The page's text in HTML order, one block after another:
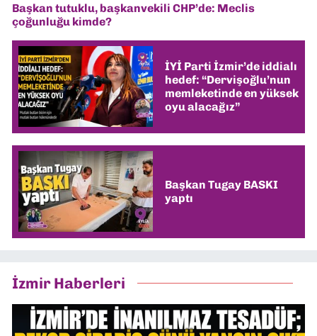
Başkan tutuklu, başkanvekili CHP’de: Meclis
çoğunluğu kimde?
İYİ Parti İzmir’de iddialı
hedef: “Dervişoğlu’nun
memleketinde en yüksek
oyu alacağız”
Başkan Tugay BASKI
yaptı
İzmir Haberleri